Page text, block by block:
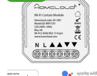
ALLA
LISTA DEI
DESIDERI